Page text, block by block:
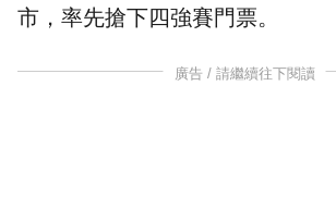
市，率先搶下四強賽門票。
廣告 / 請繼續往下閱讀